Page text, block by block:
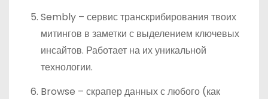
Sembly – сервис транскрибирования твоих
митингов в заметки с выделением ключевых
инсайтов. Работает на их уникальной
технологии.
Browse – скрапер данных с любого (как